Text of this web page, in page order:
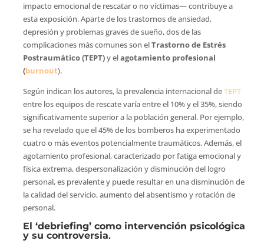
impacto emocional de rescatar o no víctimas— contribuye a
esta exposición. Aparte de los trastornos de ansiedad,
depresión y problemas graves de sueño, dos de las
complicaciones más comunes son elTrastorno de Estrés
Postraumático (TEPT)y elagotamiento profesional
(burnout).
Según indican los autores, la prevalencia internacional deTEPT
entre los equipos de rescate varía entre el 10% y el 35%, siendo
significativamente superior a la población general. Por ejemplo,
se ha revelado que el 45% de los bomberos ha experimentado
cuatro o más eventos potencialmente traumáticos. Además, el
agotamiento profesional, caracterizado por fatiga emocional y
física extrema, despersonalización y disminución del logro
personal, es prevalente y puede resultar en una disminución de
la calidad del servicio, aumento del absentismo y rotación de
personal.
El ‘debriefing’ como intervención psicológica
y su controversia.